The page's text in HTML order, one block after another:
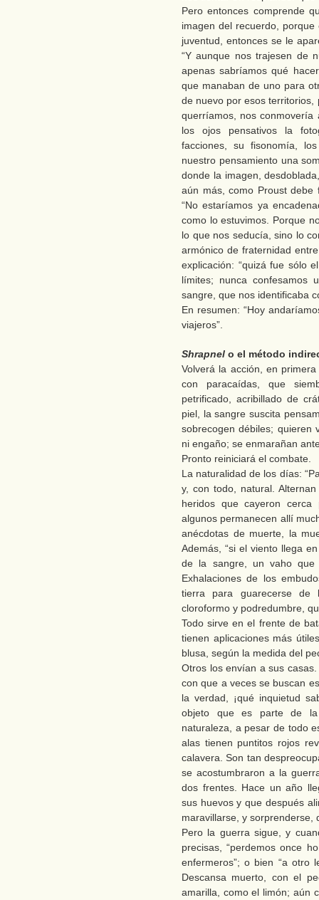
Pero entonces comprende
imagen del recuerdo,
juventud, entonces se le
“Y aunque nos trajesen de
apenas sabríamos qué
que manaban de uno para
de nuevo por esos
querríamos, nos
los ojos pensativos la
facciones, su fisonomía,
nuestro pensamiento una
donde la imagen,
aún más, como Proust
“No estaríamos ya
como lo estuvimos. Porque
lo que nos seducía, sino lo
armónico de fraternidad
explicación: “quizá fue sólo
límites; nunca confesamos
sangre, que nos identificaba
En resumen: “Hoy
viajeros”.
Shrapnel o el método
Volverá la acción, en
con paracaídas, que
petrificado, acribillado de
piel, la sangre suscita
sobrecogen débiles; quieren
ni engaño; se enmarañan
Pronto reiniciará el combate.
La naturalidad de los días:
y, con todo, natural.
heridos que cayeron cerca
algunos permanecen allí
anécdotas de muerte, la
Además, “si el viento llega
de la sangre, un vaho
Exhalaciones de los
tierra para guarecerse de
cloroformo y podredumbre,
Todo sirve en el frente de
tienen aplicaciones más
blusa, según la medida del
Otros los envían a sus
con que a veces se buscan
la verdad, ¡qué inquietud
objeto que es parte de la
naturaleza, a pesar de todo
alas tienen puntitos rojos
calavera. Son tan
se acostumbraron a la
dos frentes. Hace un año
sus huevos y que después
maravillarse, y sorprenderse,
Pero la guerra sigue, y
precisas, “perdemos once
enfermeros”; o bien “a otro
Descansa muerto, con el
amarilla, como el limón; aún